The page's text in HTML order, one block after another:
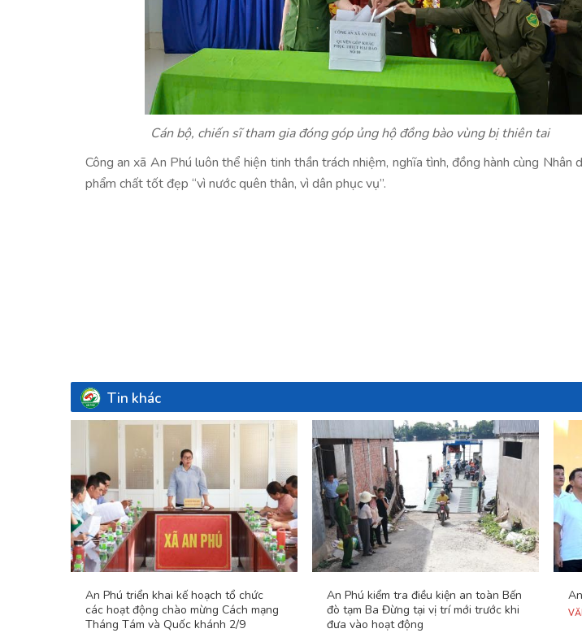
Cán bộ, chiến sĩ tham gia đóng góp ủng hộ đồng bào vùng bị thiên tai
Công an xã An Phú luôn thể hiện tinh thần trách nhiệm, nghĩa tình, đồng hành cùng Nhân
phẩm chất tốt đẹp “vì nước quên thân, vì dân phục vụ”.
Tin,
Tin khác
An Phú triển khai kế hoạch tổ chức
các hoạt động chào mừng Cách mạng
Tháng Tám và Quốc khánh 2/9
An Phú kiểm tra điều kiện an toàn Bến
đò tạm Ba Đừng tại vị trí mới trước khi
đưa vào hoạt động